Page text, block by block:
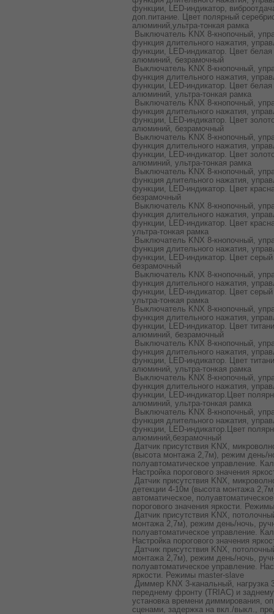
функции, LED-индикатор,
доп.питание. Цвет полярный
алюминий,ультра-тонкая рамка
Выключатель KNX 8-кнопочный,
функция длительного нажатия,
функции, LED-индикатор. Цвет
алюминий, безрамочный
Выключатель KNX 8-кнопочный,
функция длительного нажатия,
функции, LED-индикатор. Цвет
алюминий, ультра-тонкая рамка
Выключатель KNX 8-кнопочный,
функция длительного нажатия,
функции, LED-индикатор. Цвет
алюминий, безрамочный
Выключатель KNX 8-кнопочный,
функция длительного нажатия,
функции, LED-индикатор. Цвет
алюминий, ультра-тонкая рамка
Выключатель KNX 8-кнопочный,
функция длительного нажатия,
функции, LED-индикатор. Цвет
безрамочный
Выключатель KNX 8-кнопочный,
функция длительного нажатия,
функции, LED-индикатор. Цвет
ультра-тонкая рамка
Выключатель KNX 8-кнопочный,
функция длительного нажатия,
функции, LED-индикатор. Цвет
безрамочный
Выключатель KNX 8-кнопочный,
функция длительного нажатия,
функции, LED-индикатор. Цвет
ультра-тонкая рамка
Выключатель KNX 8-кнопочный,
функция длительного нажатия,
функции, LED-индикатор. Цвет
алюминий, безрамочный
Выключатель KNX 8-кнопочный,
функция длительного нажатия,
функции, LED-индикатор. Цвет
алюминий, ультра-тонкая рамка
Выключатель KNX 8-кнопочный,
функция длительного нажатия,
функции, LED-индикатор.Цвет
алюминий, ультра-тонкая рамка
Выключатель KNX 8-кнопочный,
функция длительного нажатия,
функции, LED-индикатор.Цвет
алюминий,безрамочный
Датчик присутствия KNX,
(высота монтажа 2,7м), режим день/
полуавтоматическое управление.
Настройка порогового значения
Датчик присутствия KNX,
детекции 4-10м (высота монтажа
автоматическое,
порогового значения яркости.
Датчик присутствия KNX,
монтажа 2,7м), режим день/ночь,
полуавтоматическое управление.
Настройка порогового значения
Датчик присутствия KNX,
монтажа 2,7м), режим день/ночь,
полуавтоматическое управление.
яркости. Режимы master-slave
Диммер KNX 3-канальный, нагрузка
переднему фронту (TRIAC) и
установка времени диммирования,
сценами, задержка на вкл./выкл.,